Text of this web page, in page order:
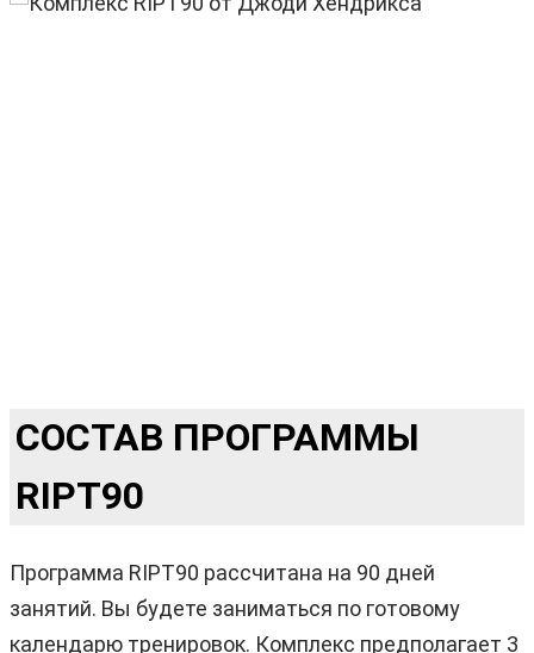
СОСТАВ ПРОГРАММЫ
RIPT90
Программа RIPT90 рассчитана на 90 дней
занятий. Вы будете заниматься по готовому
календарю тренировок. Комплекс предполагает 3